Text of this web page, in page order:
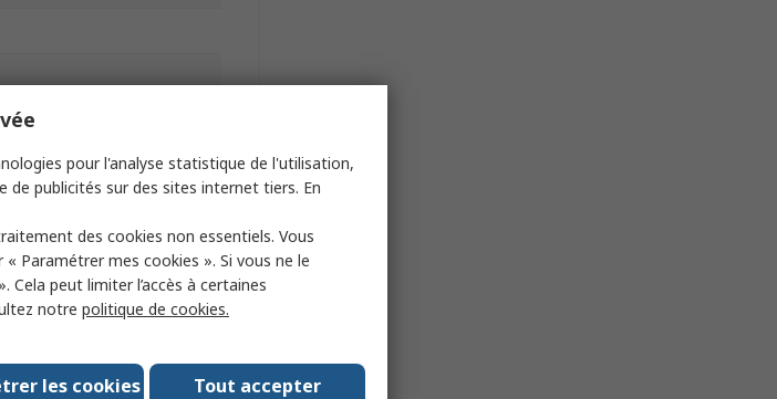
pour l'analyse statistique de l'utilisation,
de publicités sur des sites internet tiers. En
des cookies non essentiels. Vous
Paramétrer mes cookies ». Si vous ne le
Cela peut limiter l’accès à certaines
notre politique de cookies.
Tout accepter
les cookies